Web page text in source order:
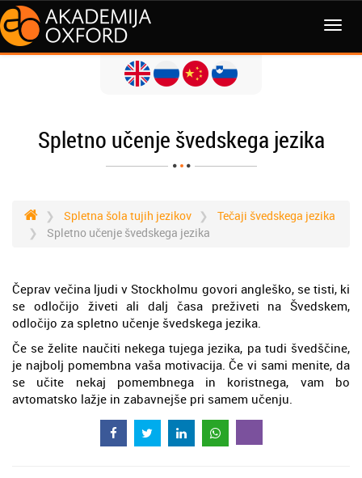
MENI
Spletno učenje švedskega jezika
Spletna šola tujih jezikov
Tečaji švedskega jezika
Spletno učenje švedskega jezika
Čeprav večina ljudi v Stockholmu govori angleško, se tisti, ki
se odločijo živeti ali dalj časa preživeti na Švedskem,
odločijo za spletno učenje švedskega jezika.
Če se želite naučiti nekega tujega jezika, pa tudi švedščine,
je najbolj pomembna vaša motivacija. Če vi sami menite, da
se učite nekaj pomembnega in koristnega, vam bo
avtomatsko lažje in zabavnejše pri samem učenju.